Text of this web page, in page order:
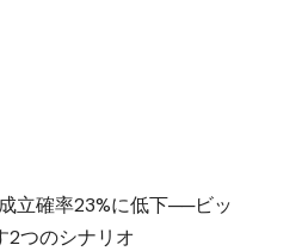
立確率23%に低下──ビッ
2つのシナリオ